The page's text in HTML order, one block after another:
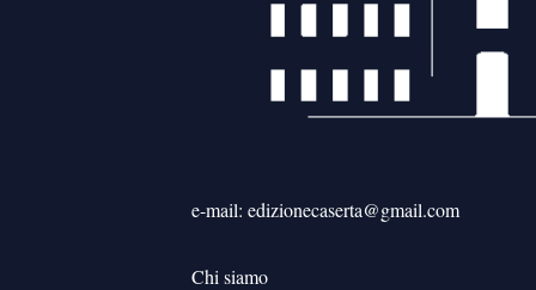
e-mail: edizionecaserta@gmail.com
Chi siamo